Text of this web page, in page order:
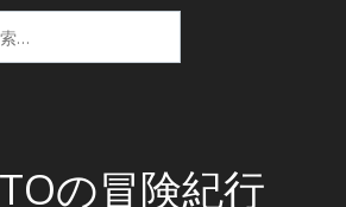
の冒険紀行